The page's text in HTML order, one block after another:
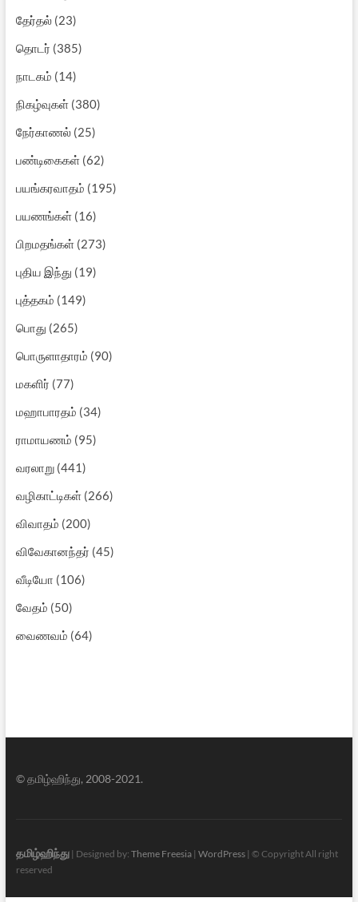
தேர்தல்(23)
தொடர் (385)
நாடகம் (14)
நிகழ்வுகள்(380)
நேர்காணல்(25)
பண்டிகைகள்(62)
பயங்கரவாதம் (195)
பயணங்கள்(16)
பிறமதங்கள்(273)
புதிய இந்து (19)
புத்தகம் (149)
பொது (265)
பொருளாதாரம் (90)
மகளிர் (77)
மஹாபாரதம் (34)
ராமாயணம் (95)
வரலாறு(441)
வழிகாட்டிகள்(266)
விவாதம் (200)
விவேகானந்தர் (45)
வீடியோ (106)
வேதம் (50)
வைணவம் (64)
© தமிழ்ஹிந்து, 2008-2021.
தமிழ்ஹிந்து| Designed by: Theme Freesia| WordPress| © Copyright All right
reserved